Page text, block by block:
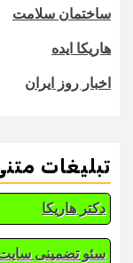
ساختمان سلامت
هاریکا ایده
اخبار روز ایران
تبلیغات
دکتر هاریکا
سئو تضمینی